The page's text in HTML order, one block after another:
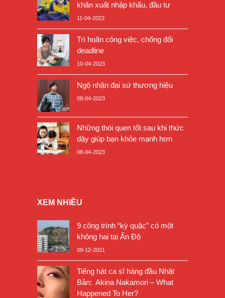
khăn xuất nhập khẩu, đầu tư
11-04-2023
Trì hoãn công việc, chống đối
deadline
10-04-2023
Ngộ nhận đại sứ thương hiệu
08-04-2023
Những thói quen tốt sau khi thức
dậy giúp bạn khỏe mạnh hơn
08-04-2023
XEM NHIỀU
9 công trình “kỳ quặc” có một
không hai tại Ấn Độ
09-12-2021
Tiếng hát ca sĩ hàng đầu Nhật
Bản: Akina Nakamori – What
Happened To Her?